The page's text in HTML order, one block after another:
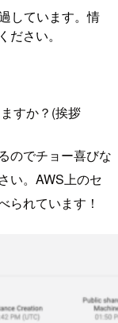
しています。情
さい。
すか？(挨拶
のでチョー喜びな
い。AWS上のセ
られています！